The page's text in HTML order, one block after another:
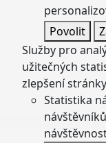
Povolit
Služby pro
užitečných
zlepšení
Statistika